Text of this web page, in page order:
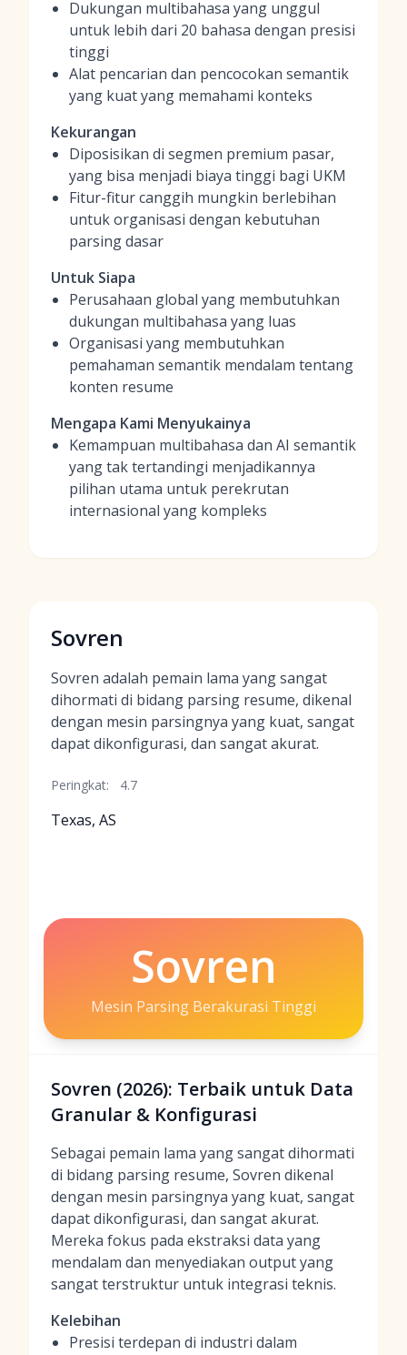
Dukungan multibahasa yang unggul
untuk lebih dari 20 bahasa dengan presisi
tinggi
Alat pencarian dan pencocokan semantik
yang kuat yang memahami konteks
Kekurangan
Diposisikan di segmen premium pasar,
yang bisa menjadi biaya tinggi bagi UKM
Fitur-fitur canggih mungkin berlebihan
untuk organisasi dengan kebutuhan
parsing dasar
Untuk Siapa
Perusahaan global yang membutuhkan
dukungan multibahasa yang luas
Organisasi yang membutuhkan
pemahaman semantik mendalam tentang
konten resume
Mengapa Kami Menyukainya
Kemampuan multibahasa dan AI semantik
yang tak tertandingi menjadikannya
pilihan utama untuk perekrutan
internasional yang kompleks
Sovren
Sovren adalah pemain lama yang sangat
dihormati di bidang parsing resume, dikenal
dengan mesin parsingnya yang kuat, sangat
dapat dikonfigurasi, dan sangat akurat.
Peringkat: 4.7
Texas, AS
Sovren
Mesin Parsing Berakurasi Tinggi
Sovren (2026): Terbaik untuk Data
Granular & Konfigurasi
Sebagai pemain lama yang sangat dihormati
di bidang parsing resume, Sovren dikenal
dengan mesin parsingnya yang kuat, sangat
dapat dikonfigurasi, dan sangat akurat.
Mereka fokus pada ekstraksi data yang
mendalam dan menyediakan output yang
sangat terstruktur untuk integrasi teknis.
Kelebihan
Presisi terdepan di industri dalam